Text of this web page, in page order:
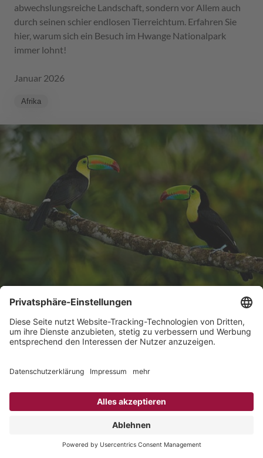
abwechslungsreiche Landschaft, sondern vor Allem auch
durch seinen schier endlosen Tierreichtum. Erfahren Sie
hier, warum sich ein Besuch im Hwange Nationalpark
immer lohnt!
Januar 2026
Afrika
Top 10 Reiseziele 2026: Inspiration für
spannende Rundreisen
Von den schneebedeckten Gipfeln Japans bis zu den
faszinierende Kulturen, atemberaubende Landschaften
und unvergessliche Naturerlebnisse. Entdecken Sie die
Vielfalt der Welt auf TARUK Rundreisen, lassen Sie sich